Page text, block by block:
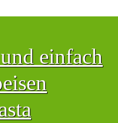
einfach